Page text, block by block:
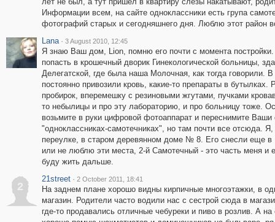
Информации всем, на сайте одноклассники есть група
фотографий старых и сегодняшнего дня. Люблю этот район
Lana · 3 August 2010, 12:45
Я знаю Ваш дом, Lion, помню его почти с момента
попасть в крошечный дворик Гинекологической больницы,
Делегатской, где была наша Молочная, как тогда говорили.
постоянно привозили кровь, какие-то препараты в
пробирок, вперемешку с резиновыми жгутами, пучками
то небылицы и про эту лабораторию, и про больницу тоже.
возьмите в руки цифровой фотоаппарат и переснимите
"одноклассниках-самотечниках", но там почти все отсюда.
переулке, в старом деревянном доме № 8. Его снесли еще
или не люблю эти места, 2-й Самотечный - это часть меня и
буду жить дальше.
2
21street · 2 October 2011, 18:41
На заднем плане хорошо видны кирпичные многоэтажки, в
магазин. Родители часто водили нас с сестрой сюда в
где-то продавались отличные чебуреки и пиво в розлив. А